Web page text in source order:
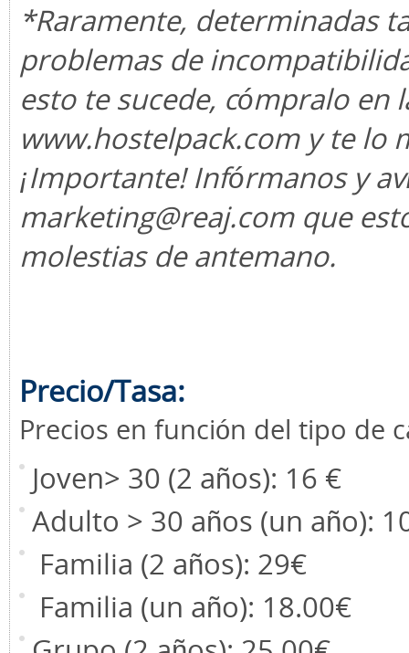
*Raramente, determinadas
problemas de
esto te sucede, cómpralo en
www.hostelpack.comy te lo
¡Importante! Infórmanos y
marketing@reaj.com que
molestias de antemano.
Precio/Tasa:
Precios en función del tipo de
Joven> 30 (2 años): 16 €
Adulto > 30 años (un año):
Familia (2 años): 29€
Familia (un año): 18.00€